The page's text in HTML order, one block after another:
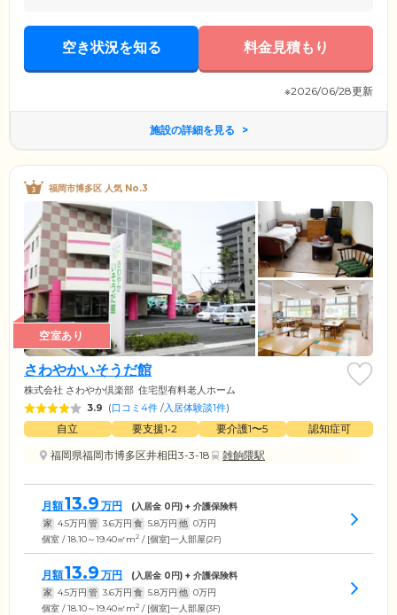
空き状況を知る 料金見積もり
※2026/06/28更新
施設の詳細を見る
福岡市博多区 人気 No.3
空室あり
さわやかいそうだ館
株式会社 さわやか倶楽部 住宅型有料老人ホーム
3.9 (口コミ4件 /入居体験談1件)
自立 要支援1•2 要介護1〜5
認知症可
福岡県福岡市博多区井相田3-3-18
雑餉隈駅
月額13.9 万円 (入居金 0円) + 介護保険料
家 4.5万円 管 3.6万円 食 5.8万円 他 0万円
個室 / 18.10～19.40㎡m2 / [個室]一人部屋(2F)
月額13.9 万円 (入居金 0円) + 介護保険料
家 4.5万円 管 3.6万円 食 5.8万円 他 0万円
個室 / 18.10～19.40㎡m2 / [個室]一人部屋(3F)